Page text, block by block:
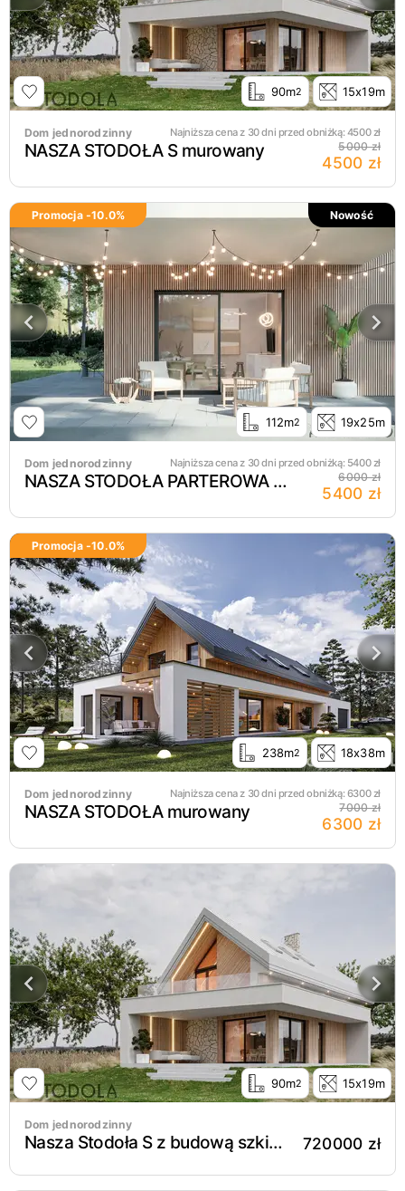
90m2 15x19m
Dom jednorodzinny Najniższa cena z 30 dni przed obniżką:4500zł
NASZA STODOŁA S murowany 5000 zł
4500 zł
Promocja -10.0% Nowość
112m2 19x25m
Dom jednorodzinny Najniższa cena z 30 dni przed obniżką: 5400zł
NASZA STODOŁA PARTEROWA murowany bez garażu 6000 zł
5400 zł
Promocja -10.0%
238m2 18x38m
Dom jednorodzinny Najniższa cena z 30 dni przed obniżką:6300zł
NASZA STODOŁA murowany 7000 zł
6300 zł
90m2 15x19m
Dom jednorodzinny
Nasza Stodoła S z budową szkielet drewniany 720000 zł